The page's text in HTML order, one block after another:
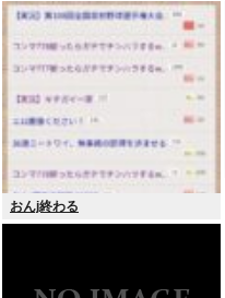
おんj終わる